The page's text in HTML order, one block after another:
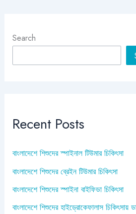
Search
Recent Posts
বাংলাদেশে শিশুদের স্পাইনাল টিউমার চিকিৎসা
বাংলাদেশে শিশুদের ব্রেইন টিউমার চিকিৎসা
বাংলাদেশে শিশুদের স্পাইনা বাইফিডা চিকিৎসা
বাংলাদেশে শিশুদের হাইড্রোকেফালাস চিকিৎসায়